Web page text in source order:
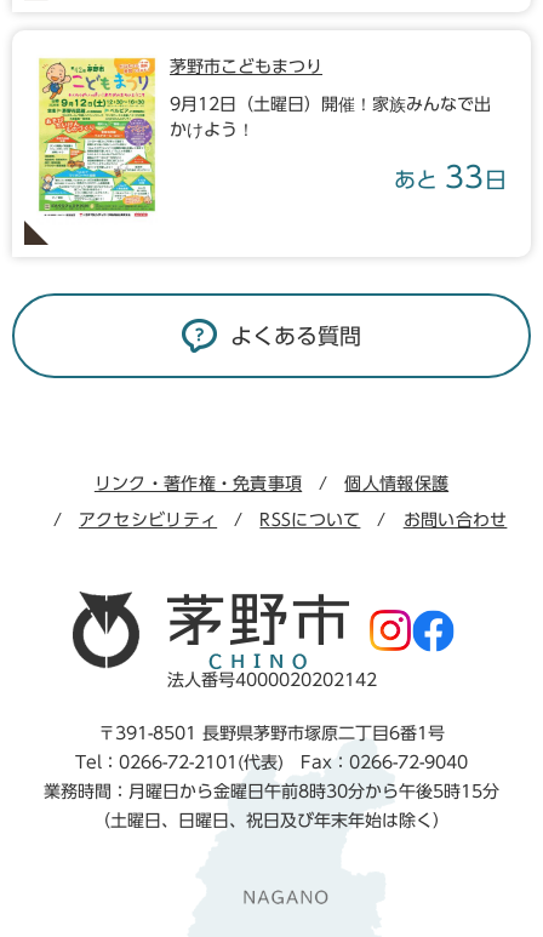
茅野市こどもまつり
9月12日（土曜日）開催！家族みんなで出
かけよう！
あと 33 日
よくある質問
リンク・著作権・免責事項 個人情報保護
アクセシビリティ RSSについて お問い合わせ
法人番号4000020202142
〒391-8501 長野県茅野市塚原二丁目6番1号
Tel：0266-72-2101(代表) Fax：0266-72-9040
業務時間：月曜日から金曜日午前8時30分から午後5時15分
（土曜日、日曜日、祝日及び年末年始は除く）